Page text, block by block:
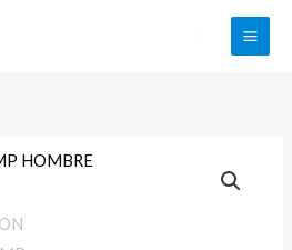
Buscar